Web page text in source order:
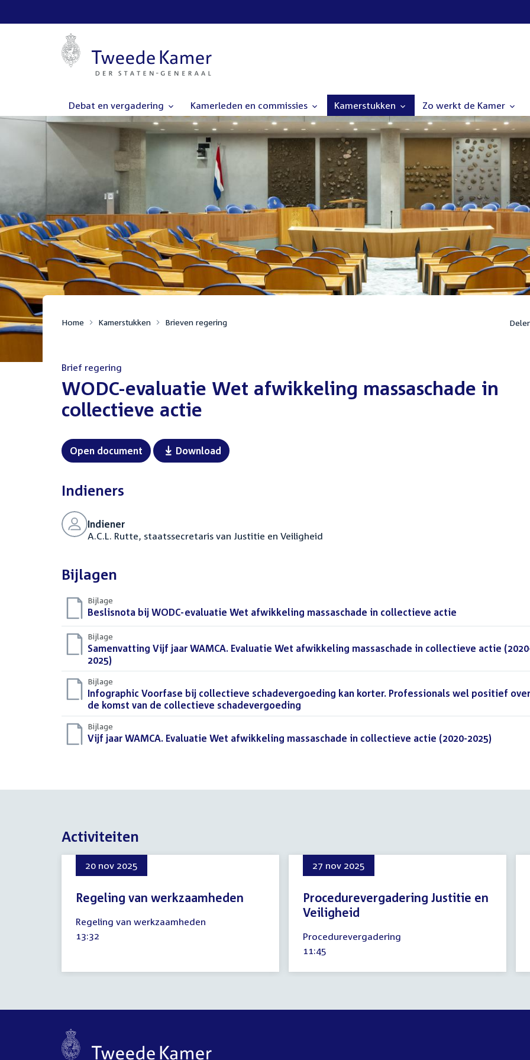
Debat en vergadering Kamerleden en commissies Kamerstukken Zo werkt de Kamer
Home Kamerstukken Brieven regering
Brief regering
:WODC-evaluatie Wet afwikkeling massaschade in
collectieve actie
Open document Download
Indieners
Indiener
A.C.L. Rutte, staatssecretaris van Justitie en Veiligheid
Bijlagen
Bijlage
Download
bestand:
Beslisnota bij WODC-evaluatie Wet afwikkeling massaschade in collectieve actie
Bijlage
Download
bestand:
Samenvatting Vijf jaar WAMCA. Evaluatie Wet afwikkeling massaschade in collectieve actie
2025)
Bijlage
Download
bestand:
Infographic Voorfase bij collectieve schadevergoeding kan korter. Professionals wel positief over
de komst van de collectieve schadevergoeding
Bijlage
Download
Vijf jaar WAMCA. Evaluatie Wet afwikkeling massaschade in collectieve actie (2020-2025)
Activiteiten
20 nov 2025
Regeling van werkzaamheden
november
2025
Regeling van werkzaamheden
Tijd
13:32
27 nov 2025
Procedurevergadering Justitie en
Veiligheid
november
2025
Procedurevergadering
Tijd
11:45